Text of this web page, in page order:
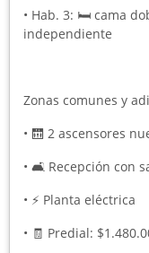
• Hab. 3: 🛏️ cama
independiente
Zonas comunes y
• 🛗 2 ascensores
• 🛋️ Recepción con
• ⚡ Planta eléctrica
• 🧾 Predial: